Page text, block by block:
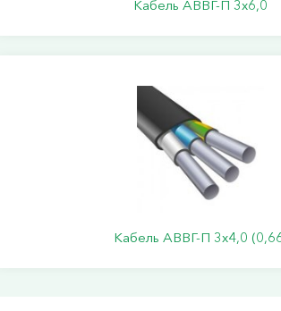
Кабель АВВГ-П 3х6,0
Кабель АВВГ-П 3х4,0